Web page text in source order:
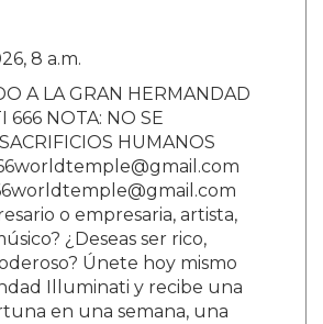
8 a.m.
A LA GRAN HERMANDAD
666 NOTA: NO SE
HUMANOS
o empresaria, artista,
¿Deseas ser rico,
Únete hoy mismo
Illuminati y recibe una
en una semana, una